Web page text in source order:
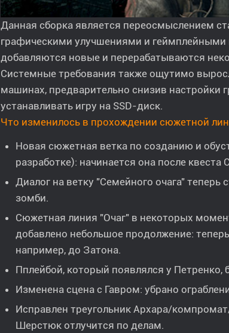
Данная сборка является переосмыслением
графическими улучшениями и
добавляются новые и перерабатываются
Системные требования также ощутимо
машинах, предварительно снизив настройки
устанавливать игру на SSD-диск.
Что изменилось в прохождении сюжетной
Новая сюжетная ветка по созданию и
разработке): начинается она после
Диалог на ветку "Семейного очага"
зомби.
Сюжетная линия "Очаг" в некоторых
добавлено небольшое продолжение:
например, до Затона.
Пплейбой, который появлялся у Петренко,
Изменена сцена с Гавром: убрано
Исправлен треугольник Архара/
Шерстюк отлучится по делам.